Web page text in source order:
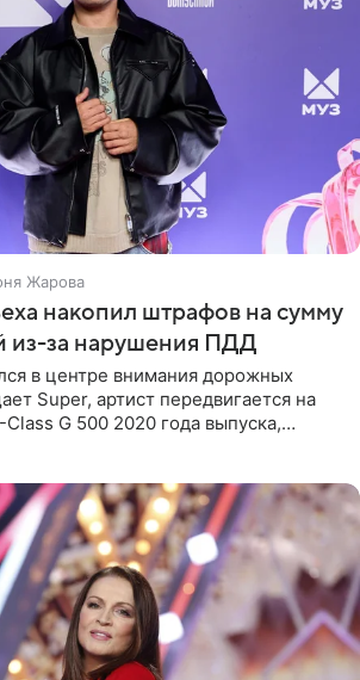
Жарова
накопил штрафов на сумму
из-за нарушения ПДД
в центре внимания дорожных
Super, артист передвигается на
G 500 2020 года выпуска,